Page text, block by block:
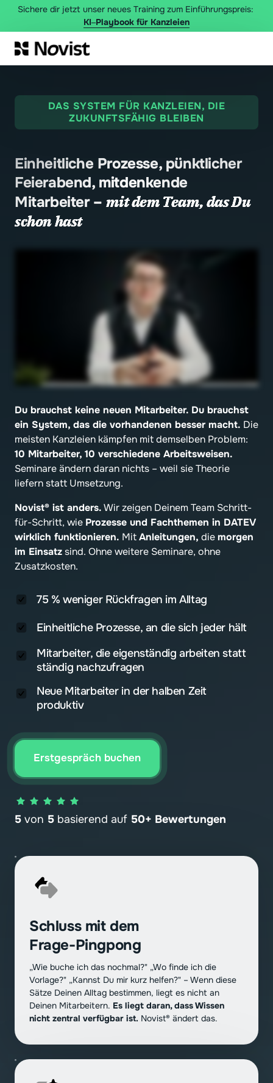
KI‒Playbook für Kanzleien
DAS SYSTEM FÜR KANZLEIEN, DIE
ZUKUNFTSFÄHIG BLEIBEN
Einheitliche Prozesse, pünktlicher
Feierabend, mitdenkende
Mitarbeiter – mit dem Team, das
Du
schon hast
Du brauchst keine neuen Mitarbeiter. Du brauchst
ein System, das die vorhandenen besser macht. Die
10 Mitarbeiter, 10 verschiedene Arbeitsweisen.
Seminare ändern daran nichts – weil sie Theorie
liefern statt Umsetzung.
Novist® ist anders. Wir zeigen Deinem Team Schritt-
für-Schritt, wie Prozesse und Fachthemen in DATEV
wirklich funktionieren. Mit Anleitungen, die morgen
im Einsatz sind. Ohne weitere Seminare, ohne
Zusatzkosten.
75 % weniger Rückfragen im Alltag
Einheitliche Prozesse, an die sich jeder hält
Mitarbeiter, die eigenständig arbeiten statt
ständig nachzufragen
Neue Mitarbeiter in der halben Zeit
produktiv
Erstgespräch buchen
5 von 5 basierend auf 50+ Bewertungen
Schluss mit dem
Frage-Pingpong
„Wie buche ich das nochmal?" „Wo finde ich die
Vorlage?" „Kannst Du mir kurz helfen?" – Wenn diese
Sätze Deinen Alltag bestimmen, liegt es nicht an
Deinen Mitarbeitern. Es liegt daran, dass Wissen
nicht zentral verfügbar ist. Novist® ändert das.